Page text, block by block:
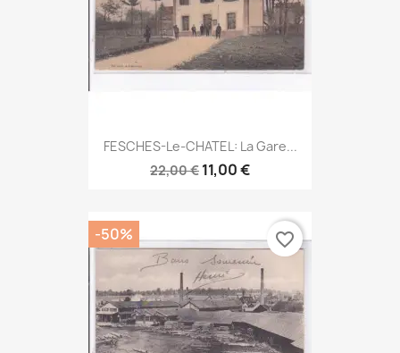
FESCHES-Le-CHATEL: La Gare...
22,00 € 11,00 €
-50% favorite_border